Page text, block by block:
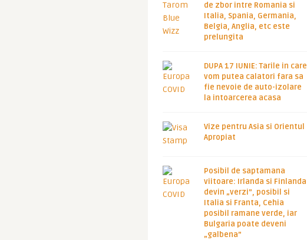
de zbor intre Romania si
Italia, Spania, Germania,
Belgia, Anglia, etc este
prelungita
DUPA 17 IUNIE: Tarile in care
vom putea calatori fara sa
fie nevoie de auto-izolare
la intoarcerea acasa
Vize pentru Asia si Orientul
Apropiat
Posibil de saptamana
viitoare: Irlanda si Finlanda
devin „verzi”, posibil si
Italia si Franta, Cehia
posibil ramane verde, iar
Bulgaria poate deveni
„galbena”